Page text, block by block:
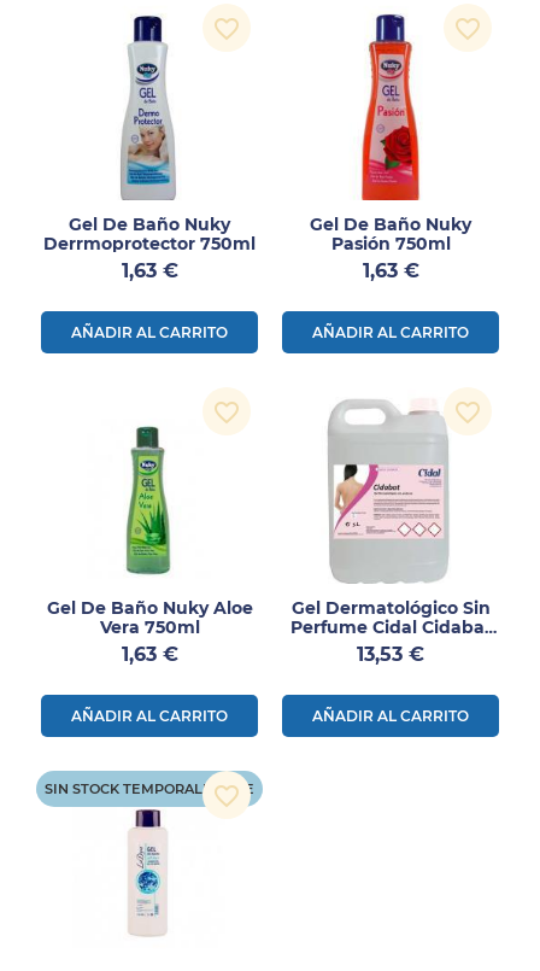
Gel De Baño Nuky
Derrmoprotector 750ml
Precio
1,63 €
AÑADIR AL CARRITO
favorite_border
Gel De Baño Nuky
Pasión 750ml
Precio
1,63 €
AÑADIR AL CARRITO
favorite_border
Gel De Baño Nuky Aloe
Vera 750ml
Precio
1,63 €
AÑADIR AL CARRITO
favorite_border
Gel Dermatológico Sin
Perfume Cidal Cidabat
5L
Precio
13,53 €
AÑADIR AL CARRITO
favorite_border
SIN STOCK TEMPORALMENTE
favorite_border